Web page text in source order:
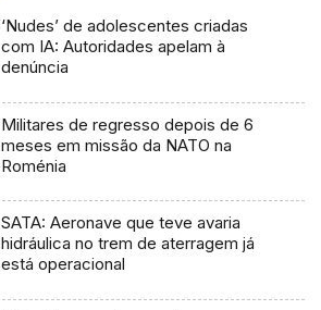
‘Nudes’ de adolescentes criadas
com IA: Autoridades apelam à
denúncia
Militares de regresso depois de 6
meses em missão da NATO na
Roménia
SATA: Aeronave que teve avaria
hidráulica no trem de aterragem já
está operacional